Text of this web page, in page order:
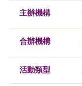
主辦機構
合辦機構
活動類型